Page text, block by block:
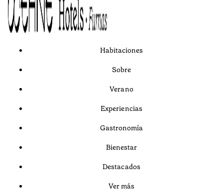
Habitaciones
Sobre
Verano
Experiencias
Gastronomía
Bienestar
Destacados
Ver más